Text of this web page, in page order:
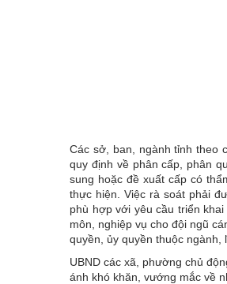
Các sở, ban, ngành tỉnh theo
quy định về phân cấp, phân
sung hoặc đề xuất cấp có
thực hiện. Việc rà soát phải
phù hợp với yêu cầu triển
môn, nghiệp vụ cho đội ngũ
quyền, ủy quyền thuộc
UBND các xã, phường chủ
ánh khó khăn, vướng mắc về